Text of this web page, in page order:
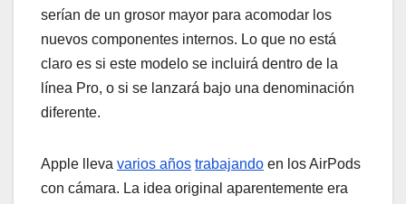
serían de un grosor mayor para acomodar los
nuevos componentes internos. Lo que no está
claro es si este modelo se incluirá dentro de la
línea Pro, o si se lanzará bajo una denominación
diferente.
Apple lleva varios años trabajando en los AirPods
con cámara. La idea original aparentemente era